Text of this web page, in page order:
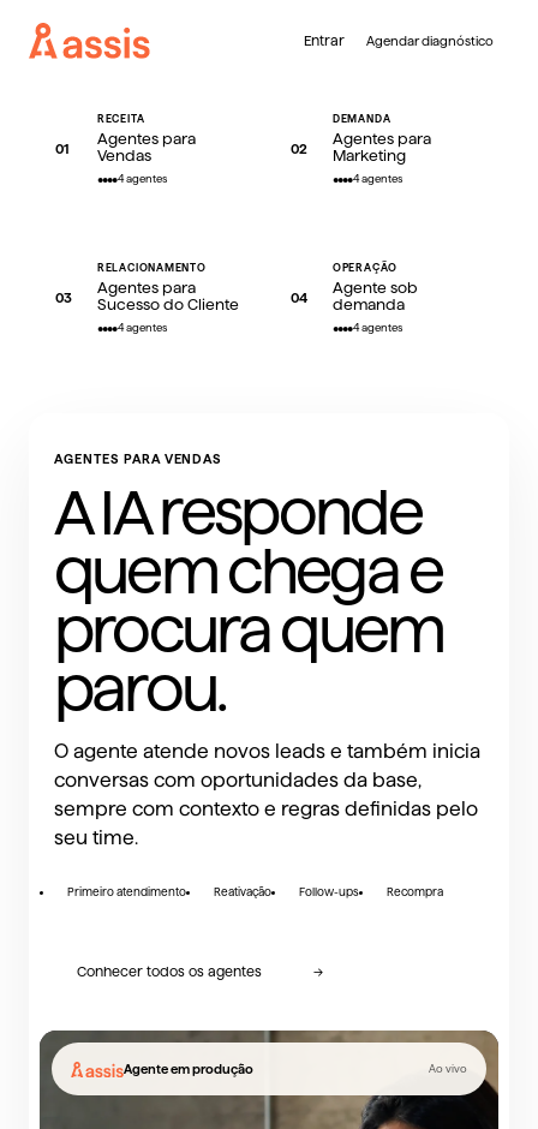
Entrar Agendar diagnóstico
Para empresas com faturamento acima de R$ 1 milhão/ano
+19%
em 90 dias.
potencial de retorno para a sua empresa e
coloca os melhores em produção. O objetivo
é simples: 19% mais conversão em 90 dias.
Garantia de 30 dias.
Agendar um diagnóstico→
01
RECEITA
Agentes para
Vendas
4agentes
02
DEMANDA
Agentes para
Marketing
4agentes
03
RELACIONAMENTO
Agentes para
Sucesso do Cliente
4agentes
04
OPERAÇÃO
Agente sob
demanda
4agentes
AGENTES PARA VENDAS
A IA responde
quem chega e
procura quem
parou.
O agente atende novos leads e também inicia
conversas com oportunidades da base,
sempre com contexto e regras definidas pelo
seu time.
Primeiro atendimento Reativação Follow-ups Recompra
Conhecer todos os agentes →
Agente em produção Ao vivo